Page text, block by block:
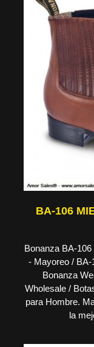
BA-106
Bonanza BA-
- Mayoreo / BA-
Bonanza
Wholesale /
para Hombre.
la